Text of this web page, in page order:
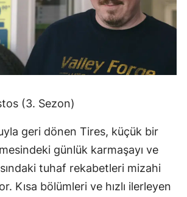
(3. Sezon)
geri dönen Tires, küçük bir
günlük karmaşayı ve
tuhaf rekabetleri mizahi
Kısa bölümleri ve hızlı ilerleyen